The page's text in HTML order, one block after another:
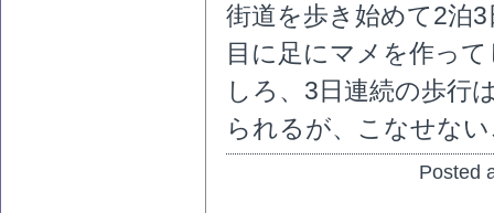
街道を歩き始めて2泊
目に足にマメを作っ
しろ、3日連続の歩行
られるが、こなせな
Posted